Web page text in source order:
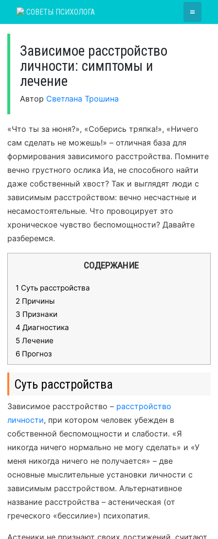
СОВЕТЫ ПСИХОЛОГА ≡
Зависимое расстройство
личности: симптомы и
лечение
Автор Светлана Трошина
«Что ты за нюня?», «Соберись тряпка!», «Ничего
сам сделать не можешь!» – отличная база для
формирования зависимого расстройства. Помните
вечно грустного ослика Иа, не способного найти
даже собственный хвост? Так и выглядят люди с
зависимым расстройством: вечно несчастные и
несамостоятельные. Что провоцирует это
хроническое чувство беспомощности? Давайте
разберемся.
СОДЕРЖАНИЕ
1 Суть расстройства
2 Причины
3 Признаки
4 Диагностика
5 Лечение
6 Прогноз
Суть расстройства
Зависимое расстройство – расстройство
личности, при котором человек убежден в
собственной беспомощности и слабости. «Я
никогда ничего нормально не могу сделать» и «У
меня никогда ничего не получается» – две
основные мыслительные установки личности с
зависимым расстройством. Альтернативное
название расстройства – астеническая (от
греческого «бессилие») психопатия.